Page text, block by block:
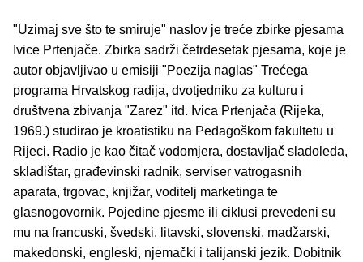
"Uzimaj sve što te smiruje" naslov je treće zbirke pjesama
Ivice Prtenjače. Zbirka sadrži četrdesetak pjesama, koje je
autor objavljivao u emisiji "Poezija naglas" Trećega
programa Hrvatskog radija, dvotjedniku za kulturu i
društvena zbivanja "Zarez" itd. Ivica Prtenjača (Rijeka,
1969.) studirao je kroatistiku na Pedagoškom fakultetu u
Rijeci. Radio je kao čitač vodomjera, dostavljač sladoleda,
skladištar, građevinski radnik, serviser vatrogasnih
aparata, trgovac, knjižar, voditelj marketinga te
glasnogovornik. Pojedine pjesme ili ciklusi prevedeni su
mu na francuski, švedski, litavski, slovenski, madžarski,
makedonski, engleski, njemački i talijanski jezik. Dobitnik